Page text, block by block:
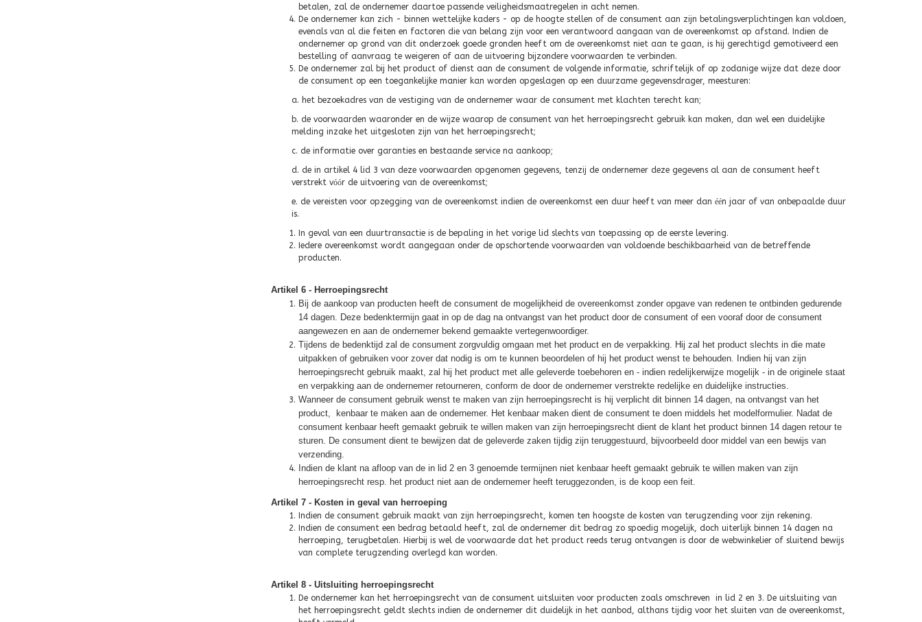
betalen, zal de ondernemer daartoe passende veiligheidsmaatregelen in acht nemen.
De ondernemer kan zich - binnen wettelijke kaders - op de hoogte stellen of de consument aan zijn betalingsverplichtingen kan voldoen,
evenals van al die feiten en factoren die van belang zijn voor een verantwoord aangaan van de overeenkomst op afstand. Indien de
ondernemer op grond van dit onderzoek goede gronden heeft om de overeenkomst niet aan te gaan, is hij gerechtigd gemotiveerd een
bestelling of aanvraag te weigeren of aan de uitvoering bijzondere voorwaarden te verbinden.
De ondernemer zal bij het product of dienst aan de consument de volgende informatie, schriftelijk of op zodanige wijze dat deze door
de consument op een toegankelijke manier kan worden opgeslagen op een duurzame gegevensdrager, meesturen:
a. het bezoekadres van de vestiging van de ondernemer waar de consument met klachten terecht kan;
b. de voorwaarden waaronder en de wijze waarop de consument van het herroepingsrecht gebruik kan maken, dan wel een duidelijke
melding inzake het uitgesloten zijn van het herroepingsrecht;
c. de informatie over garanties en bestaande service na aankoop;
d. de in artikel 4 lid 3 van deze voorwaarden opgenomen gegevens, tenzij de ondernemer deze gegevens al aan de consument heeft
verstrekt vóór de uitvoering van de overeenkomst;
e. de vereisten voor opzegging van de overeenkomst indien de overeenkomst een duur heeft van meer dan één jaar of van onbepaalde duur
is.
In geval van een duurtransactie is de bepaling in het vorige lid slechts van toepassing op de eerste levering.
Iedere overeenkomst wordt aangegaan onder de opschortende voorwaarden van voldoende beschikbaarheid van de betreffende
producten.
Artikel 6 - Herroepingsrecht
Bij de aankoop van producten heeft de consument de mogelijkheid de overeenkomst zonder opgave van redenen te ontbinden gedurende
14 dagen. Deze bedenktermijn gaat in op de dag na ontvangst van het product door de consument of een vooraf door de consument
aangewezen en aan de ondernemer bekend gemaakte vertegenwoordiger.
Tijdens de bedenktijd zal de consument zorgvuldig omgaan met het product en de verpakking. Hij zal het product slechts in die mate
uitpakken of gebruiken voor zover dat nodig is om te kunnen beoordelen of hij het product wenst te behouden. Indien hij van zijn
herroepingsrecht gebruik maakt, zal hij het product met alle geleverde toebehoren en - indien redelijkerwijze mogelijk - in de originele staat
en verpakking aan de ondernemer retourneren, conform de door de ondernemer verstrekte redelijke en duidelijke instructies.
Wanneer de consument gebruik wenst te maken van zijn herroepingsrecht is hij verplicht dit binnen 14 dagen, na ontvangst van het
product, kenbaar te maken aan de ondernemer. Het kenbaar maken dient de consument te doen middels het modelformulier. Nadat de
consument kenbaar heeft gemaakt gebruik te willen maken van zijn herroepingsrecht dient de klant het product binnen 14 dagen retour te
sturen. De consument dient te bewijzen dat de geleverde zaken tijdig zijn teruggestuurd, bijvoorbeeld door middel van een bewijs van
verzending.
Indien de klant na afloop van de in lid 2 en 3 genoemde termijnen niet kenbaar heeft gemaakt gebruik te willen maken van zijn
herroepingsrecht resp. het product niet aan de ondernemer heeft teruggezonden, is de koop een feit.
Artikel 7 - Kosten in geval van herroeping
Indien de consument gebruik maakt van zijn herroepingsrecht, komen ten hoogste de kosten van terugzending voor zijn rekening.
Indien de consument een bedrag betaald heeft, zal de ondernemer dit bedrag zo spoedig mogelijk, doch uiterlijk binnen 14 dagen na
herroeping, terugbetalen. Hierbij is wel de voorwaarde dat het product reeds terug ontvangen is door de webwinkelier of sluitend bewijs
van complete terugzending overlegd kan worden.
Artikel 8 - Uitsluiting herroepingsrecht
De ondernemer kan het herroepingsrecht van de consument uitsluiten voor producten zoals omschreven in lid 2 en 3. De uitsluiting van
het herroepingsrecht geldt slechts indien de ondernemer dit duidelijk in het aanbod, althans tijdig voor het sluiten van de overeenkomst,